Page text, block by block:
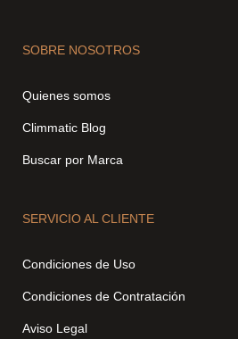
SOBRE NOSOTROS
Quienes somos
Climmatic Blog
Buscar por Marca
SERVICIO AL CLIENTE
Condiciones de Uso
Condiciones de Contratación
Aviso Legal